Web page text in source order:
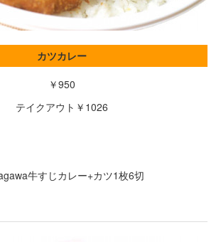
カツカレー
￥950
テイクアウト￥1026
牛すじカレー+カツ1枚6切